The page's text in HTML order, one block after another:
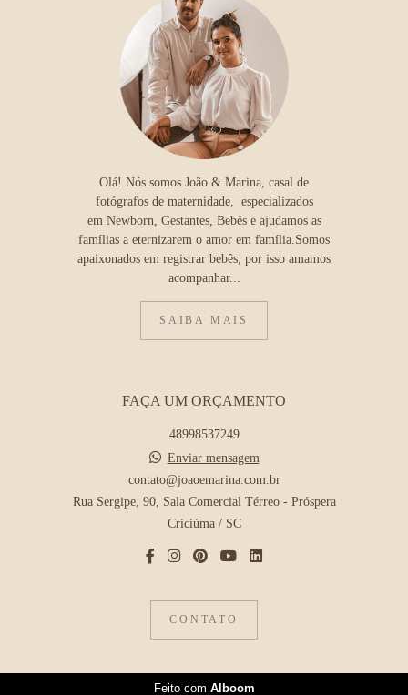
Olá! Nós somos João & Marina, casal de
fotógrafos de maternidade, especializados
em Newborn, Gestantes, Bebês e ajudamos as
famílias a eternizarem o amor em família.Somos
apaixonados em registrar bebês, por isso amamos
acompanhar...
SAIBA MAIS
FAÇA UM ORÇAMENTO
48998537249
Enviar mensagem
contato@joaoemarina.com.br
Rua Sergipe, 90, Sala Comercial Térreo - Próspera
Criciúma / SC
CONTATO
Feito com Alboom